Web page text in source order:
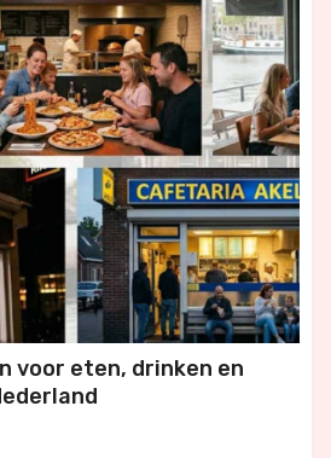
voor eten, drinken en